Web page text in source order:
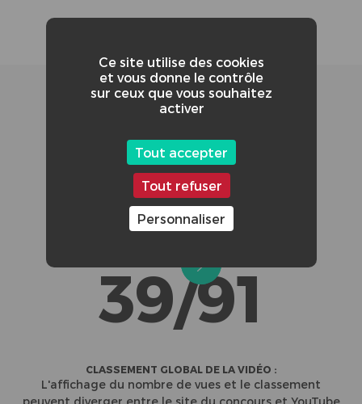
CRÉDITS ADDITIONNELS :
Co-réalisateur : Nils Lane
39/91
CLASSEMENT GLOBAL DE LA VIDÉO :
L'affichage du nombre de vues et le classement
peuvent diverger entre le site du concours et YouTube
Ce site utilise des cookies
et vous donne le contrôle
sur ceux que vous souhaitez
activer
Tout accepter
Tout refuser
Personnaliser